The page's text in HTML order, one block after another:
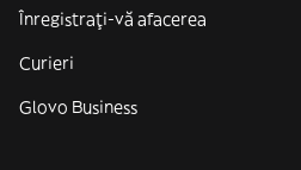
Înregistrați-vă afacerea
Curieri
Glovo Business